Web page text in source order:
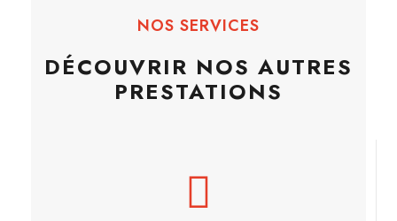
NOS SERVICES
DÉCOUVRIR NOS AUTRES
PRESTATIONS